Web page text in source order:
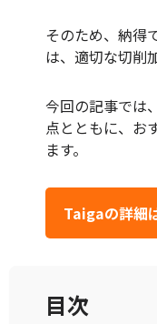
そのため、納得
は、適切な切削
今回の記事では
点とともに、お
ます。
Taigaの詳細
目次